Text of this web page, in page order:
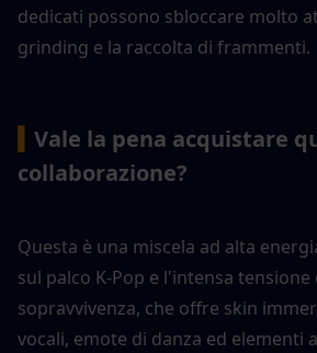
dedicati possono sbloccare molto
grinding e la raccolta di frammenti.
Vale la pena acquistare
collaborazione?
Questa è una miscela ad alta
sul palco K-Pop e l'intensa tensione
sopravvivenza, che offre skin
vocali, emote di danza ed elementi